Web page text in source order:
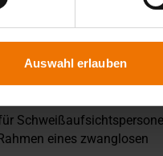
Auswahl erlauben
aus
eines zwanglosen